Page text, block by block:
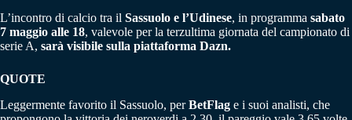
L’incontro di calcio tra il Sassuolo e l’Udinese, in programma sabato
7 maggio alle 18, valevole per la terzultima giornata del campionato di
serie A, sarà visibile sulla piattaforma Dazn.
QUOTE
Leggermente favorito il Sassuolo, perBetFlag e i suoi analisti, che